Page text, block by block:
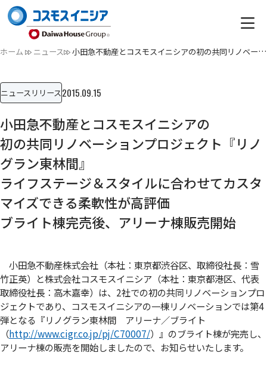
ホーム ニュース 小田急不動産とコスモスイニシアの初の共同リノベーションプロ…
ニュースリリース2015.09.15
小田急不動産とコスモスイニシアの
初の共同リノベーションプロジェクト『リノ
グラン東林間』
ライフステージ＆スタイルに合わせてカスタ
マイズできる柔軟性が高評価
ブライト棟完売後、アリーナ棟販売開始
小田急不動産株式会社（本社：東京都渋谷区、取締役社長：雪
竹正英）と株式会社コスモスイニシア（本社：東京都港区、代表
取締役社長：高木嘉幸）は、2社での初の共同リノベーションプロ
ジェクトであり、コスモスイニシアの一棟リノベーションでは第4
弾となる『リノグラン東林間 アリーナ／ブライト
（http://www.cigr.co.jp/pj/C70007/）』のブライト棟が完売し、
アリーナ棟の販売を開始しましたので、お知らせいたします。